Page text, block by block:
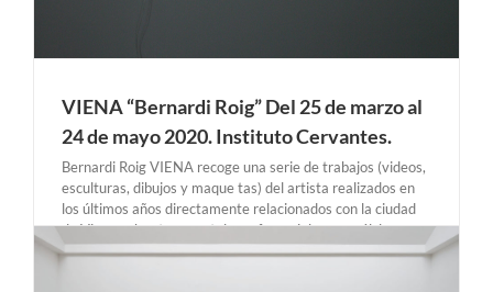
VIENA “Bernardi Roig” Del 25 de marzo al
24 de mayo 2020. Instituto Cervantes.
Bernardi Roig VIENA recoge una serie de trabajos (videos,
esculturas, dibujos y maque tas) del artista realizados en
los últimos años directamente relacionados con la ciudad
de Viena sobre tres puntales referenciales para él: las
Charakterköpfe de F.X. Messerschmidt que hay en el